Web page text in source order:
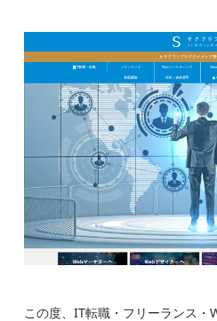
この度、IT転職・フリーランス・